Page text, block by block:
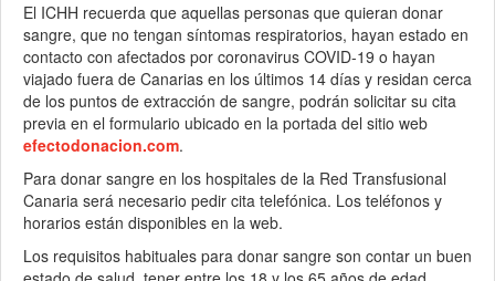
El ICHH recuerda que aquellas personas que quieran donar
sangre, que no tengan síntomas respiratorios, hayan estado en
contacto con afectados por coronavirus COVID-19 o hayan
viajado fuera de Canarias en los últimos 14 días y residan cerca
de los puntos de extracción de sangre, podrán solicitar su cita
previa en el formulario ubicado en la portada del sitio web
efectodonacion.com.
Para donar sangre en los hospitales de la Red Transfusional
Canaria será necesario pedir cita telefónica. Los teléfonos y
horarios están disponibles en la web.
Los requisitos habituales para donar sangre son contar un buen